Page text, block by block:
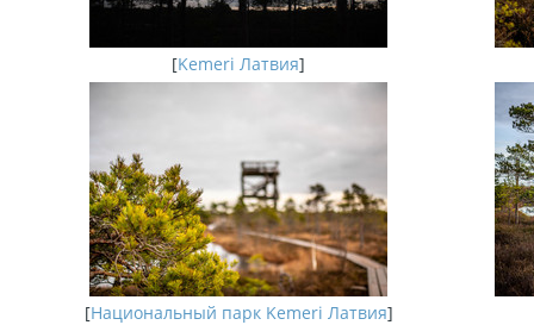
[Kemeri Латвия]
[Национальный парк Kemeri Латвия]